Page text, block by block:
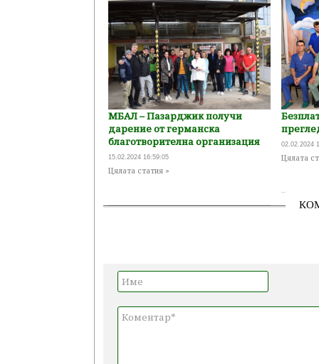
МБАЛ – Пазарджик получи
дарение от германска
благотворителна организация
15.02.2024 16:59:05
Цялата статия »
02.02.2024
Цялата